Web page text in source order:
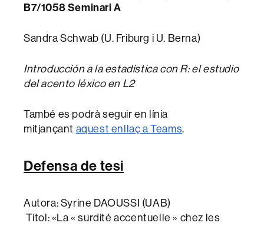
B7/1058 Seminari A
Sandra Schwab (U. Friburg i U. Berna)
Introducción a la estadística con R: el estudio
del acento léxico en L2
També es podrà seguir en línia
mitjançant aquest enllaç a Teams.
Defensa de tesi
Autora: Syrine DAOUSSI (UAB)
Títol: «La « surdité accentuelle » chez les